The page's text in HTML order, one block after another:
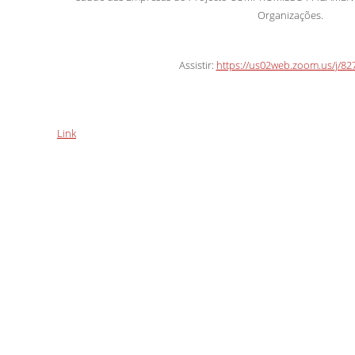
Organizações.
Assistir: https://us02web.zoom.us/j/
Link